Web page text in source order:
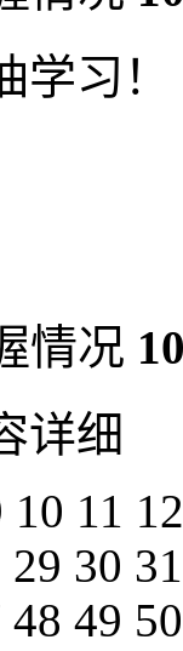
习！
情况
详细
10 11
29 30
48 49